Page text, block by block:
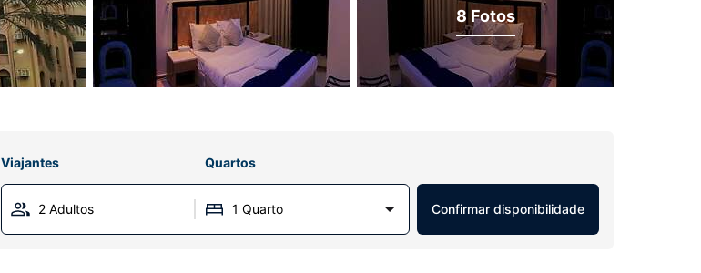
8 Fotos
Viajantes Quartos
2 Adultos 1 Quarto Confirmar disponibilidade